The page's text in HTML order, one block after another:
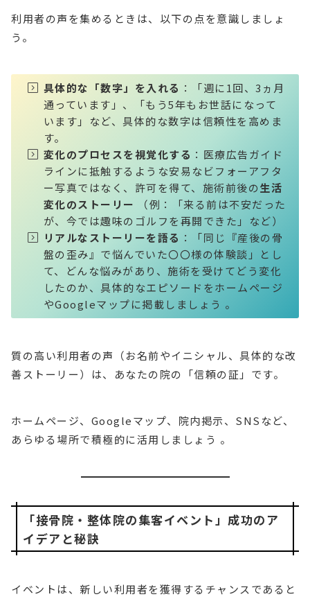
利用者の声を集めるときは、以下の点を意識しましょ
う。
具体的な「数字」を入れる ：「週に1回、3ヵ月
通っています」、「もう5年もお世話になって
います」など、具体的な数字は信頼性を高めま
す。
変化のプロセスを視覚化する ：医療広告ガイド
ラインに抵触するような安易なビフォーアフタ
ー写真ではなく、許可を得て、施術前後の生活
変化のストーリー
（例：「来る前は不安だった
が、今では趣味のゴルフを再開できた」など）
リアルなストーリーを語る ：「同じ『産後の骨
盤の歪み』で悩んでいた〇〇様の体験談」とし
て、どんな悩みがあり、施術を受けてどう変化
したのか、具体的なエピソードをホームページ
やGoogleマップに掲載しましょう 。
質の高い利用者の声（お名前やイニシャル、具体的な改
善ストーリー）は、あなたの院の「信頼の証」です。
ホームページ、Googleマップ、院内掲示、SNSなど、
あらゆる場所で積極的に活用しましょう 。
「接骨院・整体院の集客イベント」成功のア
イデアと秘訣
イベントは、新しい利用者を獲得するチャンスであると